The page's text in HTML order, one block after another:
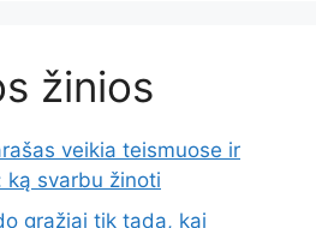
žinios
veikia teismuose ir
ką svarbu žinoti
gražiai tik tada, kai